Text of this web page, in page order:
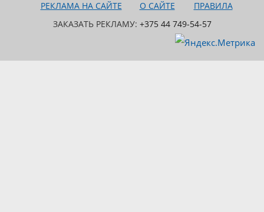
РЕКЛАМА НА САЙТЕ О САЙТЕ
ПРАВИЛА
ЗАКАЗАТЬ РЕКЛАМУ: +375 44 749-54-57